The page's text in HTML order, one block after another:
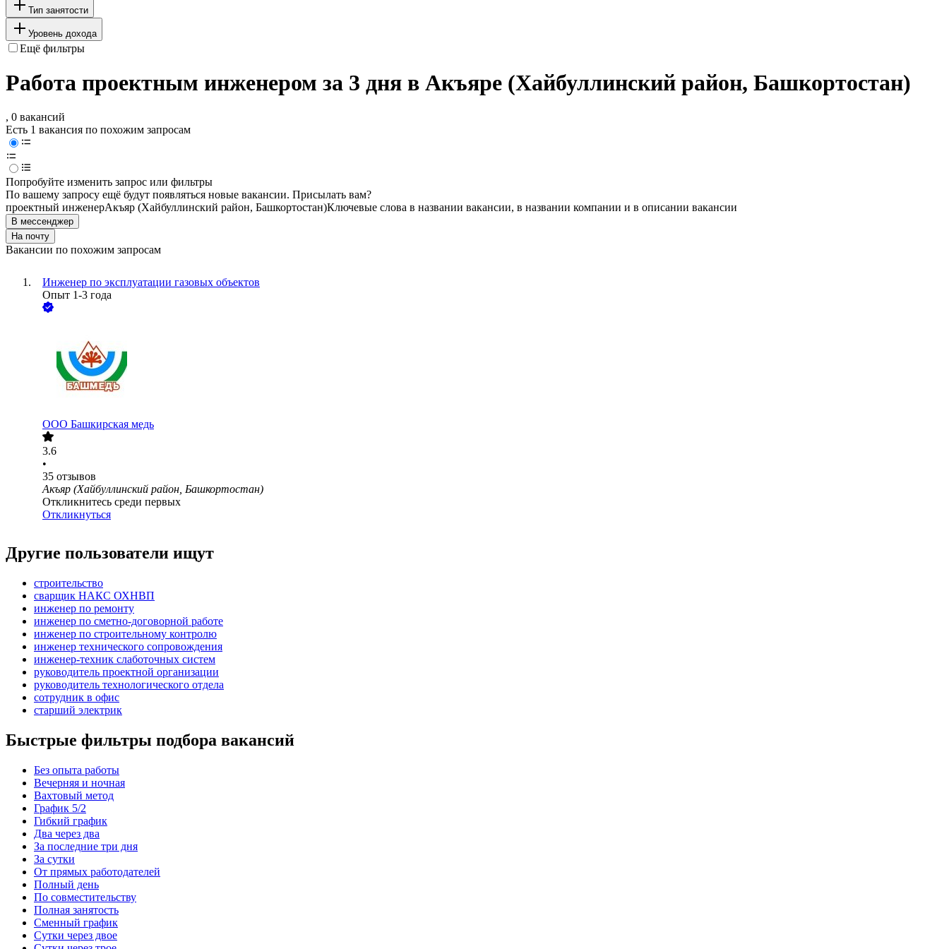
Тип занятости
Уровень дохода
Ещё фильтры
Работа проектным инженером за 3 дня в Акъяре (Хайбуллинский район, Башкортостан)
, 0 вакансий
Есть 1 вакансия по похожим запросам
Попробуйте изменить запрос или фильтры
По вашему запросу ещё будут появляться новые вакансии. Присылать вам?
проектный инженерАкъяр (Хайбуллинский район, Башкортостан)Ключевые слова в названии вакансии, в названии компании и в описании вакансии
В мессенджер
На почту
Вакансии по похожим запросам
Инженер по эксплуатации газовых объектов
Опыт 1-3 года
ООО Башкирская медь
3.6
•
35 отзывов
Акъяр (Хайбуллинский район, Башкортостан)
Откликнитесь среди первых
Откликнуться
Другие пользователи ищут
строительство
сварщик НАКС ОХНВП
инженер по ремонту
инженер по сметно-договорной работе
инженер по строительному контролю
инженер технического сопровождения
инженер-техник слаботочных систем
руководитель проектной организации
руководитель технологического отдела
сотрудник в офис
старший электрик
Быстрые фильтры подбора вакансий
Без опыта работы
Вечерняя и ночная
Вахтовый метод
График 5/2
Гибкий график
Два через два
За последние три дня
За сутки
От прямых работодателей
Полный день
По совместительству
Полная занятость
Сменный график
Сутки через двое